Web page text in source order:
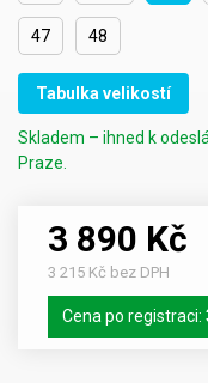
47 48
Tabulka velikostí
Skladem – ihned k
Praze.
3 890 Kč
3 215 Kč bez DPH
Cena po registraci: